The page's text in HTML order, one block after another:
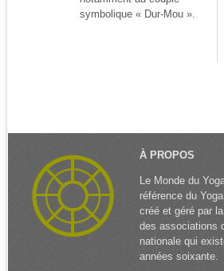
symbolique « Dur-Mou ».
À PROPOS
Le Monde du
référence du
créé et géré par
des associations
nationale qui
années soixante.